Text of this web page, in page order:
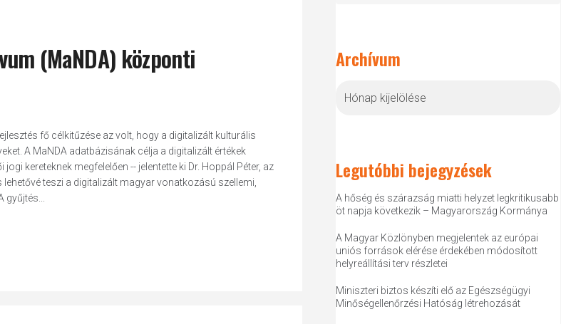
(MaNDA) központi
fő célkitűzése az volt, hogy a digitalizált kulturális
A MaNDA adatbázisának célja a digitalizált értékek
kereteknek megfelelően -- jelentette ki Dr. Hoppál Péter, az
teszi a digitalizált magyar vonatkozású szellemi,
Archívum
Legutóbbi bejegyzések
A hőség és szárazság miatti helyzet legkritikusabb
öt napja következik – Magyarország Kormánya
A Magyar Közlönyben megjelentek az európai
uniós források elérése érdekében módosított
helyreállítási terv részletei
Miniszteri biztos készíti elő az Egészségügyi
Minőségellenőrzési Hatóság létrehozását